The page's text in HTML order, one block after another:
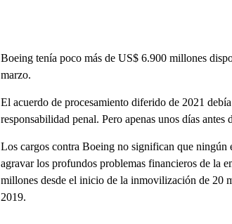
Boeing tenía poco más de US$ 6.900 millones
marzo.
El acuerdo de procesamiento diferido de 2021
responsabilidad penal. Pero apenas unos días
Los cargos contra Boeing no significan que
agravar los profundos problemas financieros de la
millones desde el inicio de la inmovilización de 20
2019.